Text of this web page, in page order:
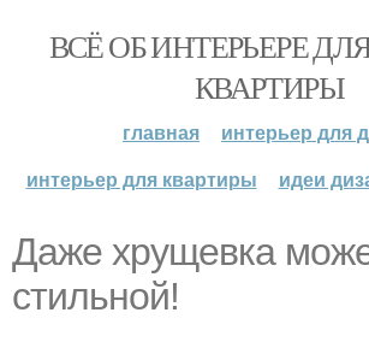
ВСЁ ОБ ИНТЕРЬЕРЕ
КВАРТИРЫ
главная
интерьер для
интерьер для квартиры
идеи
Даже хрущевка
стильной!